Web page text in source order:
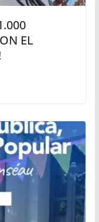
EL